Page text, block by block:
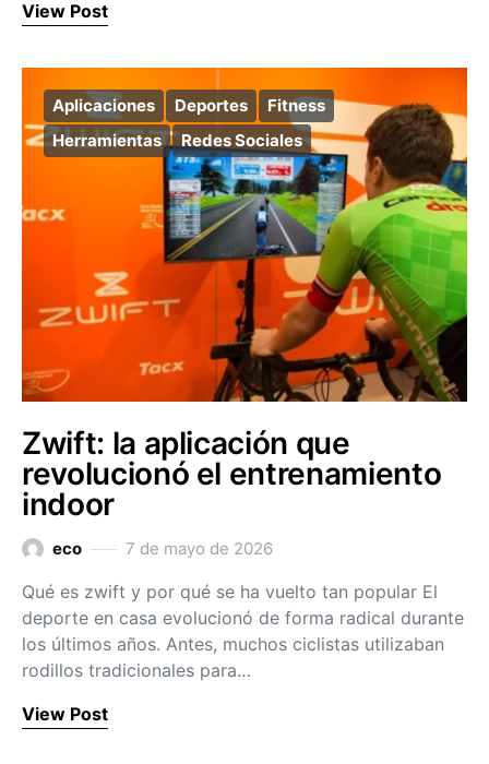
View Post
Aplicaciones Deportes
Fitness
Herramientas
Redes Sociales
Zwift: la aplicación que
revolucionó el entrenamiento
indoor
eco 7 de mayo de 2026
Qué es zwift y por qué se ha vuelto tan popular El
deporte en casa evolucionó de forma radical durante
los últimos años. Antes, muchos ciclistas utilizaban
rodillos tradicionales para…
View Post